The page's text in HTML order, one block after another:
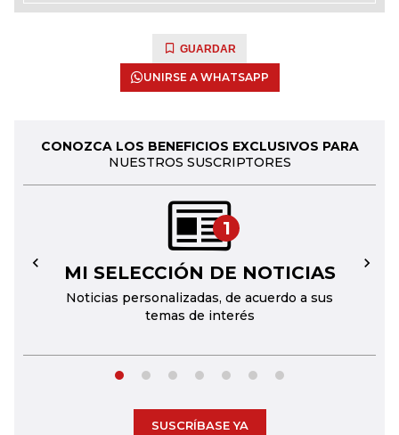
GUARDAR
UNIRSE A WHATSAPP
CONOZCA LOS BENEFICIOS EXCLUSIVOS PARA
NUESTROS SUSCRIPTORES
1
MI SELECCIÓN DE NOTICIAS
Noticias personalizadas, de acuerdo a sus
temas de interés
← →
SUSCRÍBASE YA